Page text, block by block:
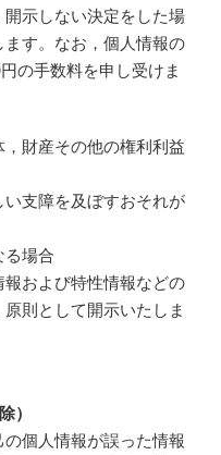
示しない決定をした場
す。なお，個人情報の
の手数料を申し受けま
，財産その他の権利利益
い支障を及ぼすおそれが
る場合
および特性情報などの
則として開示いたしま
）
個人情報が誤った情報